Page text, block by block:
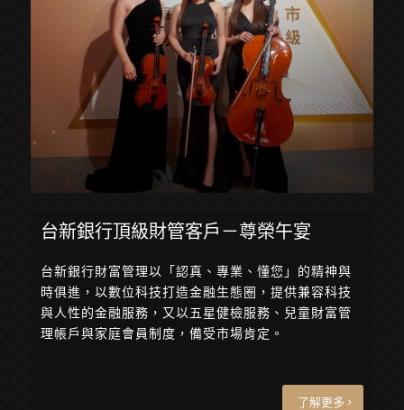
台新銀行頂級財管客戶－尊榮午宴
台新銀行財富管理以「認真、專業、懂您」的精神與
時俱進，以數位科技打造金融生態圈，提供兼容科技
與人性的金融服務，又以五星健檢服務、兒童財富管
理帳戶與家庭會員制度，備受市場肯定。
了解更多